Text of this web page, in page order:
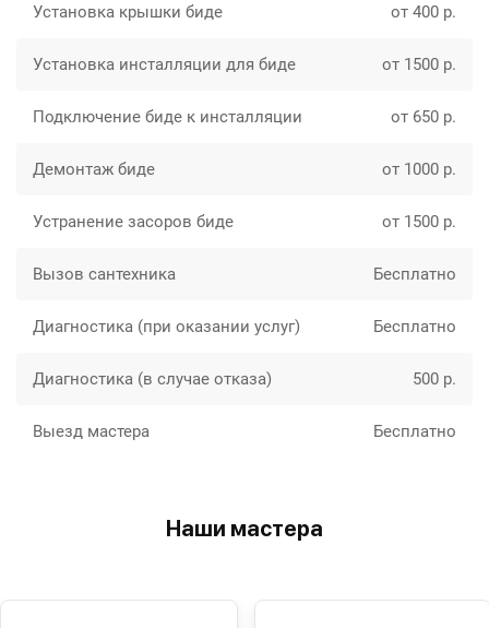
Установка крышки биде от 400 р.
Установка инсталляции для биде от 1500 р.
Подключение биде к инсталляции от 650 р.
Демонтаж биде от 1000 р.
Устранение засоров биде от 1500 р.
Вызов сантехника Бесплатно
Диагностика (при оказании услуг) Бесплатно
Диагностика (в случае отказа) 500 р.
Выезд мастера Бесплатно
Наши мастера